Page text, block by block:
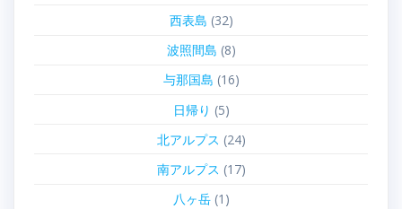
西表島 (32)
波照間島 (8)
与那国島 (16)
日帰り (5)
北アルプス (24)
南アルプス (17)
八ヶ岳(1)